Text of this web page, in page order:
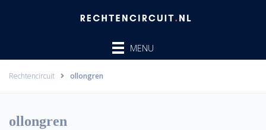
MENU
Rechtencircuit ollongren
ollongren